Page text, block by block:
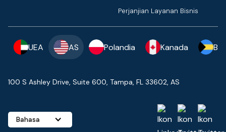
Perjanjian Layanan Bisnis
UEA AS Polandia Kanada
100 S Ashley Drive, Suite 600, Tampa, FL 33602, AS
Bahasa